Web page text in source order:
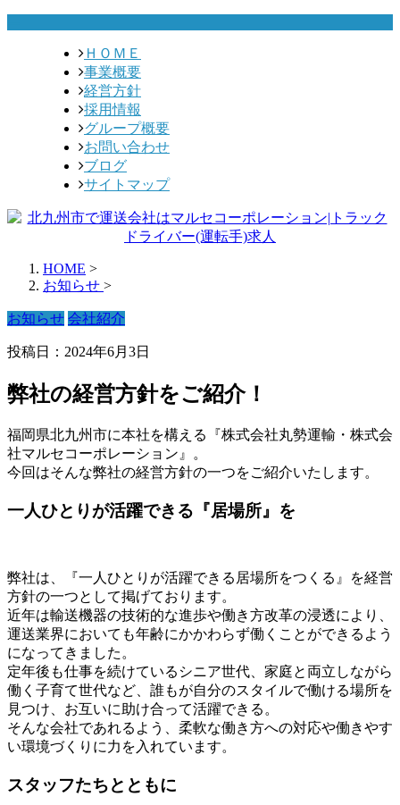
ＨＯＭＥ
事業概要
経営方針
採用情報
グループ概要
お問い合わせ
ブログ
サイトマップ
HOME >
お知らせ >
お知らせ 会社紹介
投稿日：2024年6月3日
弊社の経営方針をご紹介！
福岡県北九州市に本社を構える『株式会社丸勢運輸・株式会
社マルセコーポレーション』。
今回はそんな弊社の経営方針の一つをご紹介いたします。
一人ひとりが活躍できる『居場所』を
弊社は、『一人ひとりが活躍できる居場所をつくる』を経営
方針の一つとして掲げております。
近年は輸送機器の技術的な進歩や働き方改革の浸透により、
運送業界においても年齢にかかわらず働くことができるよう
になってきました。
定年後も仕事を続けているシニア世代、家庭と両立しながら
働く子育て世代など、誰もが自分のスタイルで働ける場所を
見つけ、お互いに助け合って活躍できる。
そんな会社であれるよう、柔軟な働き方への対応や働きやす
い環境づくりに力を入れています。
スタッフたちとともに